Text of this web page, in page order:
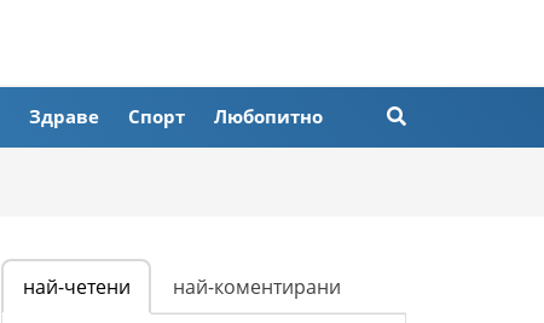
Здраве Спорт Любопитно
най-четени най-коментирани